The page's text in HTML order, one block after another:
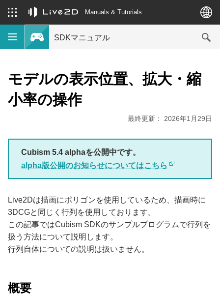
Manuals & Tutorials
SDKマニュアル
モデルの表示位置、拡大・縮
小率の操作
最終更新： 2026年1月29日
Cubism 5.4 alphaを公開中です。
alpha版公開のお知らせについてはこちら
Live2Dは描画にポリゴンを使用しているため、描画時に
3DCGと同じく行列を使用しております。
この記事ではCubism SDKのサンプルプログラムで行列を
扱う方法について説明します。
行列自体についての説明は扱いません。
概要